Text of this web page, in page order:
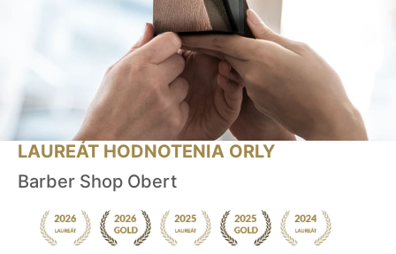
LAUREÁT HODNOTENIA ORLY
Barber Shop Obert